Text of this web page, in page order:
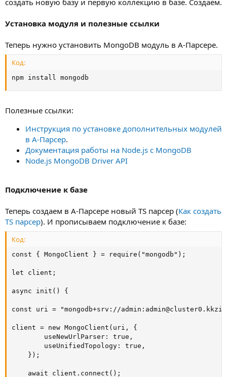
создать новую базу и первую коллекцию в базе. Создаём.
Установка модуля и полезные ссылки
Теперь нужно установить MongoDB модуль в А-Парсере.
Код:
npm install mongodb
Полезные ссылки:
Инструкция по установке дополнительных модулей
в А-Парсер.
Документация работы на Node.js с MongoDB
Node.js MongoDB Driver API
Подключение к базе
Теперь создаем в А-Парсере новый TS парсер (Как создать
TS парсер). И прописываем подключение к базе:
Код:
const { MongoClient } = require("mongodb");
let client;
async init() {
const uri = "mongodb+srv://admin:
client = new MongoClient(uri, {
        useNewUrlParser: true,
        useUnifiedTopology: true,
    });
    await client.connect();